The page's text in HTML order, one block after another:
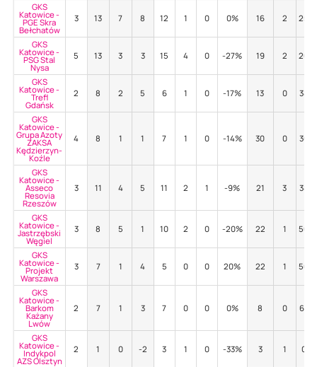
GKS
Katowice -
PGE Skra
Bełchatów
3 13 7 8 12 1 0 0% 16 2 25%
GKS
Katowice -
PSG Stal
Nysa
5 13 3 3 15 4 0 -27% 19 2 26%
GKS
Katowice -
Trefl
Gdańsk
2 8 2 5 6 1 0 -17% 13 0 38%
GKS
Katowice -
Grupa Azoty
ZAKSA
Kędzierzyn-
Koźle
4 8 1 1 7 1 0 -14% 30 0 30%
GKS
Katowice -
Asseco
Resovia
Rzeszów
3 11 4 5 11 2 1 -9% 21 3 38%
GKS
Katowice -
Jastrzębski
Węgiel
3 8 5 1 10 2 0 -20% 22 1 50%
GKS
Katowice -
Projekt
Warszawa
3 7 1 4 5 0 0 20% 22 1 50%
GKS
Katowice -
Barkom
Każany
Lwów
2 7 1 3 7 0 0 0% 8 0 63%
GKS
Katowice -
Indykpol
AZS Olsztyn
2 1 0 -2 3 1 0 -33% 3 1 0%